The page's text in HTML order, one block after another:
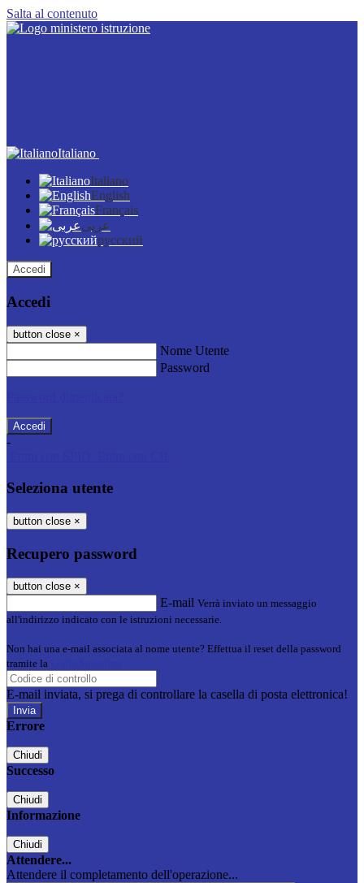
Salta al contenuto
Italiano
Italiano
English
Français
عربى
русский
Accedi
Accedi
button close ×
Nome Utente
Password
-
Seleziona utente
button close ×
Recupero password
button close ×
E-mail Verrà inviato un messaggio
all'indirizzo indicato con le istruzioni necessarie.
Non hai una e-mail associata al nome utente? Effettua il reset della password
tramite la
E-mail inviata, si prega di controllare la casella di posta elettronica!
Errore
Chiudi
Successo
Chiudi
Informazione
Chiudi
Attendere...
Attendere il completamento dell'operazione...